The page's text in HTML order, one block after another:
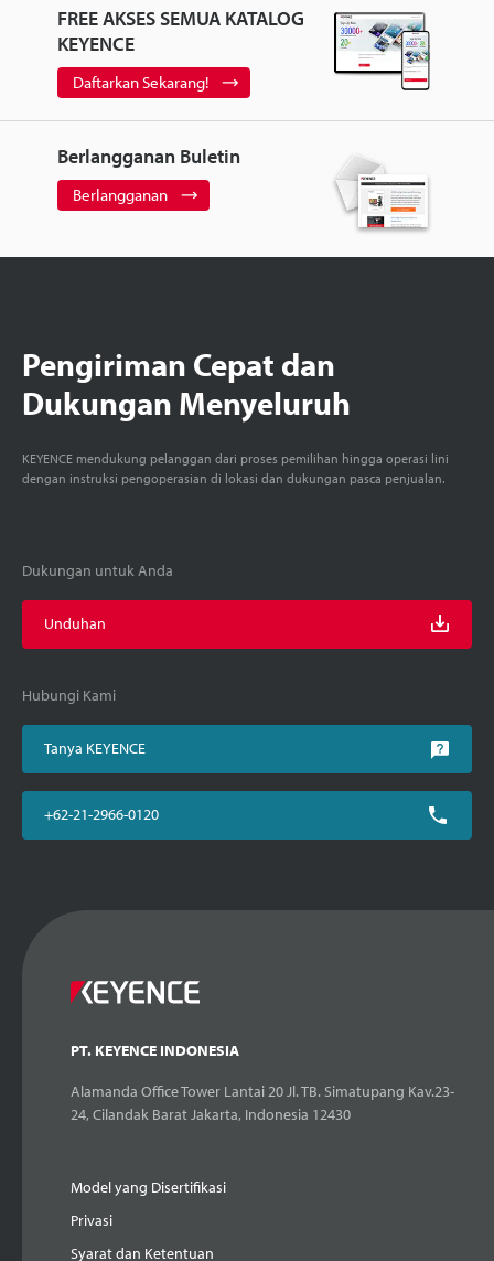
FREE AKSES SEMUA KATALOG
KEYENCE
Daftarkan Sekarang!
Berlangganan Buletin
Berlangganan
Pengiriman Cepat dan
Dukungan Menyeluruh
KEYENCE mendukung pelanggan dari proses pemilihan hingga operasi lini
dengan instruksi pengoperasian di lokasi dan dukungan pasca penjualan.
Dukungan untuk Anda
Unduhan
Hubungi Kami
Tanya KEYENCE
+62-21-2966-0120
PT. KEYENCE INDONESIA
Alamanda Office Tower Lantai 20 Jl. TB. Simatupang Kav.23-
24, Cilandak Barat Jakarta, Indonesia 12430
Model yang Disertifikasi
Privasi
Syarat dan Ketentuan